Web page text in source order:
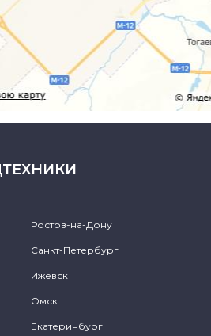
Ростов-на-Дону
Санкт-Петербург
Ижевск
Омск
Екатеринбург